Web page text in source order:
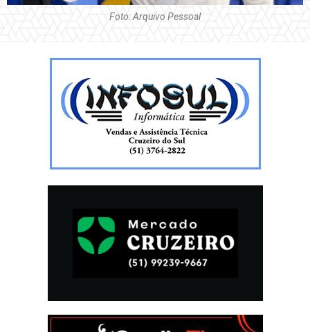
Foto: Arquivo Pessoal